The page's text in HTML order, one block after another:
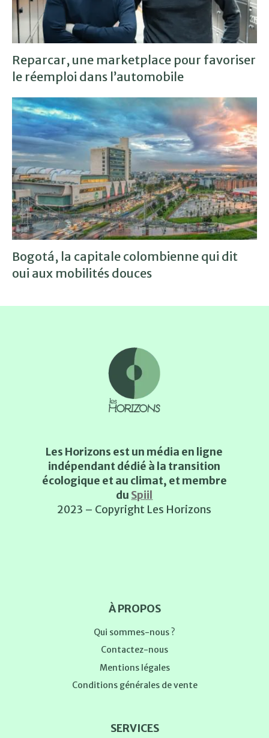
Reparcar, une marketplace pour favoriser
le réemploi dans l’automobile
Bogotá, la capitale colombienne qui dit
oui aux mobilités douces
Les Horizons est un média en ligne
indépendant dédié à la transition
écologique et au climat, et membre
du Spiil
2023 – Copyright Les Horizons
À PROPOS
Qui sommes-nous ?
Contactez-nous
Mentions légales
Conditions générales de vente
SERVICES